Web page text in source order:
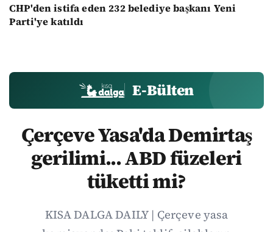
CHP'den istifa eden 232 belediye başkanı Yeni
Parti'ye katıldı
E-Bülten
Çerçeve Yasa'da Demirtaş
gerilimi... ABD füzeleri
tüketti mi?
KISA DALGA DAILY | Çerçeve yasa